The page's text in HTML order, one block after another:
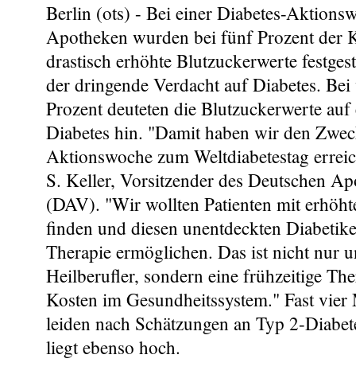
Berlin (ots) - Bei einer Diabetes-
Apotheken wurden bei fünf Prozent der
drastisch erhöhte Blutzuckerwerte
der dringende Verdacht auf Diabetes. Bei
Prozent deuteten die Blutzuckerwerte
Diabetes hin. "Damit haben wir den
Aktionswoche zum Weltdiabetestag
S. Keller, Vorsitzender des Deutschen
(DAV). "Wir wollten Patienten mit
finden und diesen unentdeckten
Therapie ermöglichen. Das ist nicht nur
Heilberufler, sondern eine frühzeitige
Kosten im Gesundheitssystem." Fast
leiden nach Schätzungen an Typ 2-
liegt ebenso hoch.